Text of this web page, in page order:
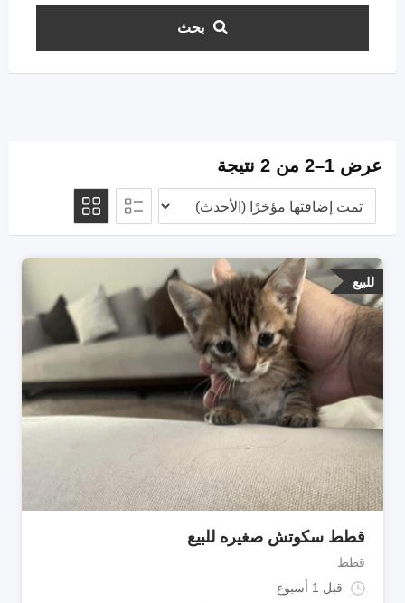
بحث
عرض 1–2 من 2 نتيجة
للبيع
قطط سكوتش صغيره للبيع
قطط
قبل 1 أسبوع